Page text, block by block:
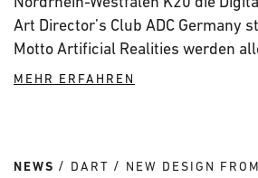
Art Director’s Club ADC Germany
Motto Artificial Realities werden
MEHR ERFAHREN
NEWS DART NEW DESIGN